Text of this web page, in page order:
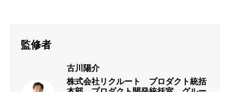
監修者
古川陽介
株式会社リクルート　プロダクト統括